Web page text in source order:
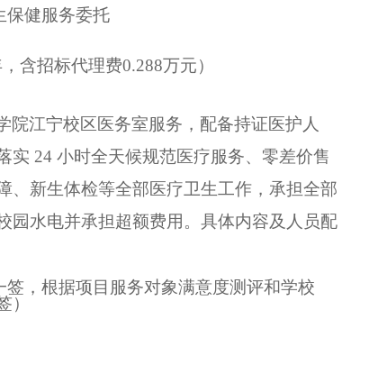
保健服务委托
含招标代理费0.288万元）
院江宁校区医务室服务，配备持证医护人
实 24 小时全天候规范医疗服务、零差价售
、新生体检等全部医疗卫生工作，承担全部
园水电并承担超额费用。具体内容及人员配
，根据项目服务对象满意度测评和学校
）